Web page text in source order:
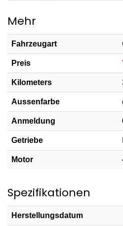
Mehr
Fahrzeugart
Preis
Kilometers
Aussenfarbe
Anmeldung
Getriebe
Motor
Spezifikationen
Herstellungsdatum